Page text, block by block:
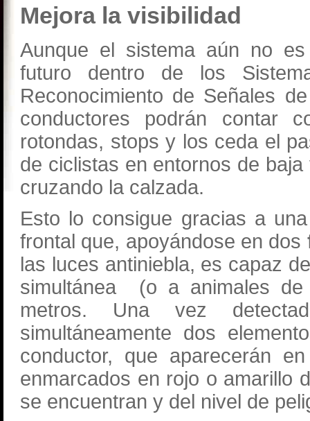
Mejora la visibilidad
Aunque el sistema aún no
futuro dentro de los
Reconocimiento de Señales
conductores podrán contar
rotondas, stops y los ceda el
de ciclistas en entornos de
cruzando la calzada.
Esto lo consigue gracias a
frontal que, apoyándose en dos
las luces antiniebla, es capaz
simultánea (o a animales
metros. Una vez
simultáneamente dos
conductor, que aparecerán
enmarcados en rojo o amarillo
se encuentran y del nivel de